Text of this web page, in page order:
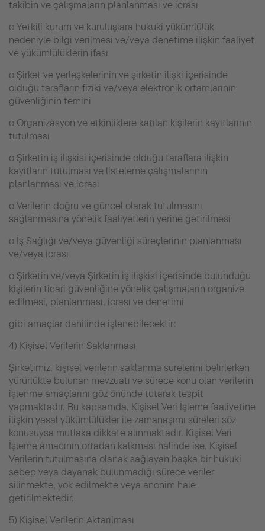
takibin ve çalışmaların planlanması ve icrası
o Yetkili kurum ve kuruluşlara hukuki yükümlülük
nedeniyle bilgi verilmesi ve/veya denetime ilişkin faaliyet
ve yükümlülüklerin ifası
o Şirket ve yerleşkelerinin ve şirketin ilişki içerisinde
olduğu tarafların fiziki ve/veya elektronik ortamlarının
güvenliğinin temini
o Organizasyon ve etkinliklere katılan kişilerin kayıtlarının
tutulması
o Şirketin iş ilişkisi içerisinde olduğu taraflara ilişkin
kayıtların tutulması ve listeleme çalışmalarının
planlanması ve icrası
o Verilerin doğru ve güncel olarak tutulmasını
sağlanmasına yönelik faaliyetlerin yerine getirilmesi
o İş Sağlığı ve/veya güvenliği süreçlerinin planlanması
ve/veya icrası
o Şirketin ve/veya Şirketin iş ilişkisi içerisinde bulunduğu
kişilerin ticari güvenliğine yönelik çalışmaların organize
edilmesi, planlanması, icrası ve denetimi
gibi amaçlar dahilinde işlenebilecektir:
4) Kişisel Verilerin Saklanması
Şirketimiz, kişisel verilerin saklanma sürelerini belirlerken
yürürlükte bulunan mevzuatı ve sürece konu olan verilerin
işlenme amaçlarını göz önünde tutarak tespit
yapmaktadır. Bu kapsamda, Kişisel Veri İşleme faaliyetine
ilişkin yasal yükümlülükler ile zamanaşımı süreleri söz
konusuysa mutlaka dikkate alınmaktadır. Kişisel Veri
İşleme amacının ortadan kalkması halinde ise, Kişisel
Verilerin tutulmasına olanak sağlayan başka bir hukuki
sebep veya dayanak bulunmadığı sürece veriler
silinmekte, yok edilmekte veya anonim hale
getirilmektedir.
5) Kişisel Verilerin Aktarılması